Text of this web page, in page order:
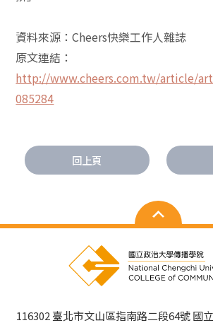
資料來源：Cheers快樂工作人雜誌
原文連結：
http://www.cheers.com.tw/article/
085284
回上頁
116302 臺北市文山區指南路二段64號 國